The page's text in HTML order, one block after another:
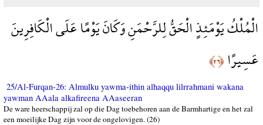
الْمُلْكُ يَوْمَئِذٍ الْحَقُّ لِلرَّحْمَنِ وَكَانَ يَوْمًا عَلَى الْكَافِرِينَ
عَسِيرًا﴿٢٦﴾
25/Al-Furqan-26: Almulku yawma-ithin alhaqqu lilrrahmani wakana
yawman AAala alkafireena AAaseeran
De ware heerschappij zal op die Dag toebehoren aan de Barmhartige en het zal
een moeilijke Dag zijn voor de ongelovigen. (26)